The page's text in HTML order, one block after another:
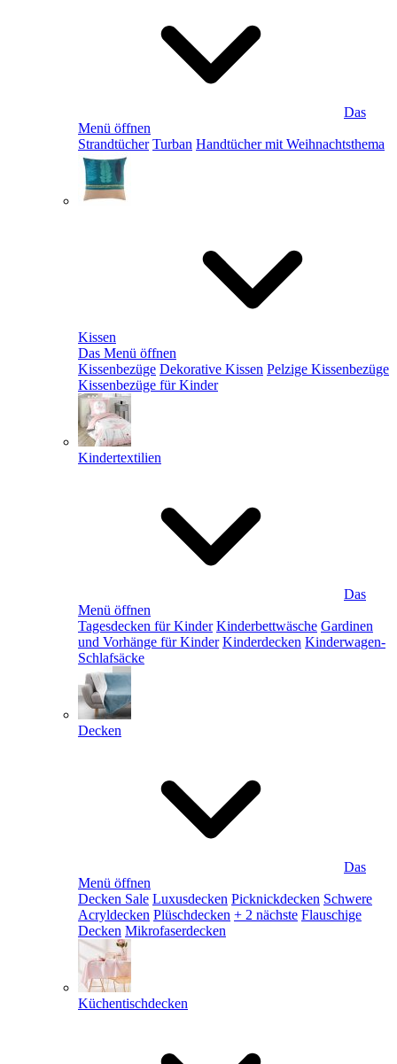
Das
Menü öffnen
Strandtücher Turban Handtücher mit Weihnachtsthema
Kissen
Das Menü öffnen
Kissenbezüge Dekorative Kissen Pelzige Kissenbezüge
Kissenbezüge für Kinder
Kindertextilien
Das
Menü öffnen
Tagesdecken für Kinder Kinderbettwäsche Gardinen
und Vorhänge für Kinder Kinderdecken Kinderwagen-
Schlafsäcke
Decken
Das
Menü öffnen
Decken Sale Luxusdecken Picknickdecken Schwere
Acryldecken Plüschdecken + 2 nächste Flauschige
Decken Mikrofaserdecken
Küchentischdecken